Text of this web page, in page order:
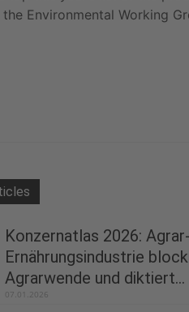
Environmental Working
Konzernatlas 2026:
Ernährungsindustrie
Agrarwende und diktiert...
07.01.2026